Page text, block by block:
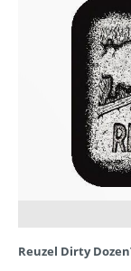
Reuzel Dirty